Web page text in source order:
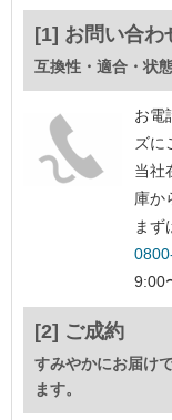
[1] お問い合わ
互換性・適合・状
お電
ズに
当社
庫か
まず
9:00
[2] ご成約
すみやかにお届け
ます。